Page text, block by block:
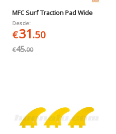
MFC Surf Traction Pad Wide
Desde:
€31.50
€45.00